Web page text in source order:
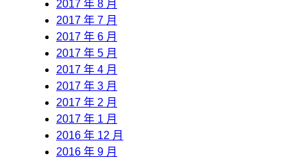
2017 年 8 月
2017 年 7 月
2017 年 6 月
2017 年 5 月
2017 年 4 月
2017 年 3 月
2017 年 2 月
2017 年 1 月
2016 年 12 月
2016 年 9 月